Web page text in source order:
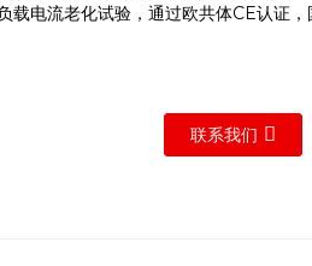
载电流老化试验，通过欧共体CE认证
联系我们